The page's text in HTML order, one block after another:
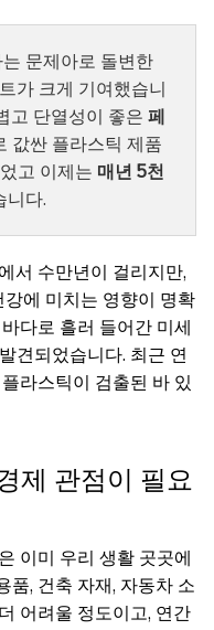
문제아로 돌변한
가 크게 기여했습니
고 단열성이 좋은 페
값싼 플라스틱 제품
고 이제는 매년 5천
니다.
서 수만년이 걸리지만,
에 미치는 영향이 명확
다로 흘러 들어간 미세
견되었습니다. 최근 연
라스틱이 검출된 바 있
제 관점이 필요
이미 우리 생활 곳곳에
품, 건축 자재, 자동차 소
어려울 정도이고, 연간